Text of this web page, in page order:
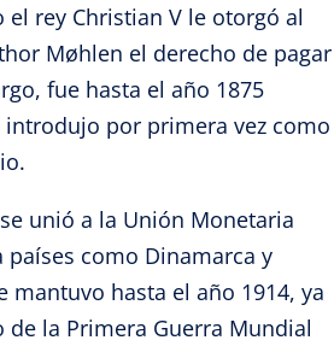
el rey Christian V le otorgó al
Møhlen el derecho de pagar
fue hasta el año 1875
introdujo por primera vez como
unió a la Unión Monetaria
países como Dinamarca y
mantuvo hasta el año 1914, ya
de la Primera Guerra Mundial